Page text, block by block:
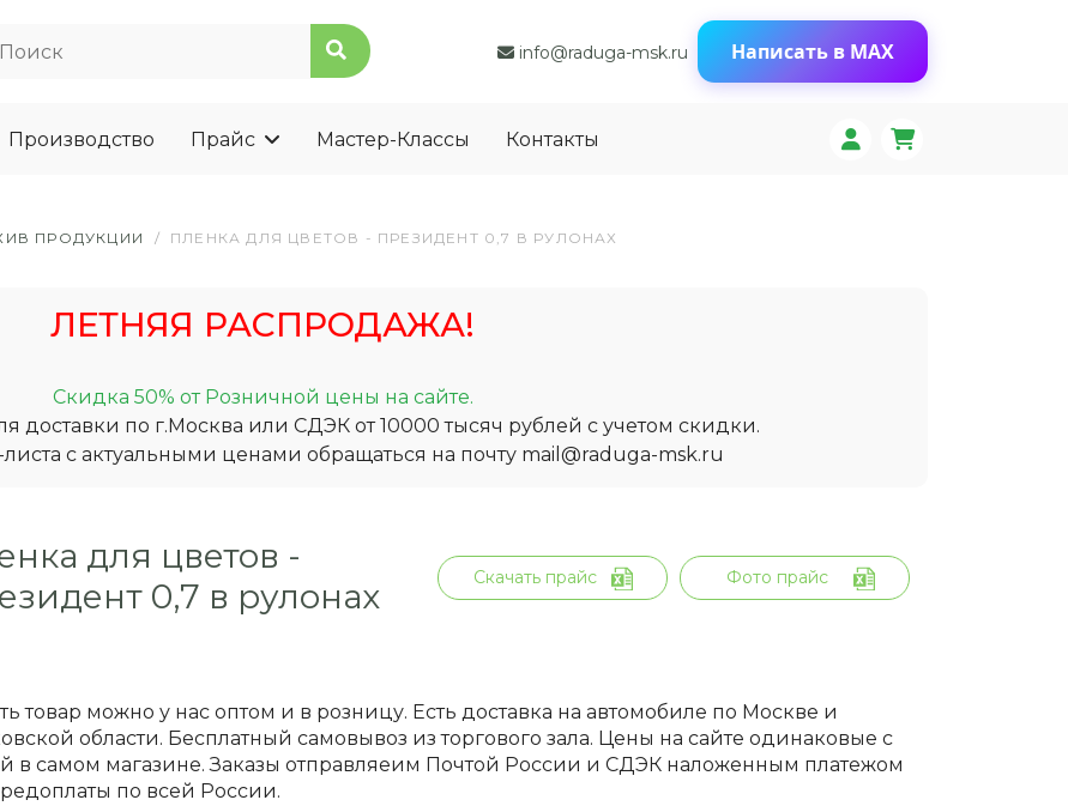
info@raduga-msk.ru Написать в MAX
Производство Прайс Мастер-Классы Контакты
ПРОДУКЦИИ / ПЛЕНКА ДЛЯ ЦВЕТОВ - ПРЕЗИДЕНТ 0,7 В РУЛОНАХ
ЛЕТНЯЯ РАСПРОДАЖА!
Скидка 50% от Розничной цены на сайте.
доставки по г.Москва или СДЭК от 10000 тысяч рублей с учетом скидки.
с актуальными ценами обращаться на почту mail@raduga-msk.ru
для цветов -
0,7 в рулонах
Скачать прайс Фото прайс
товар можно у нас оптом и в розницу. Есть доставка на автомобиле по Москве и
области. Бесплатный самовывоз из торгового зала. Цены на сайте одинаковые с
в самом магазине. Заказы отправляеим Почтой России и СДЭК наложенным платежом
по всей России.